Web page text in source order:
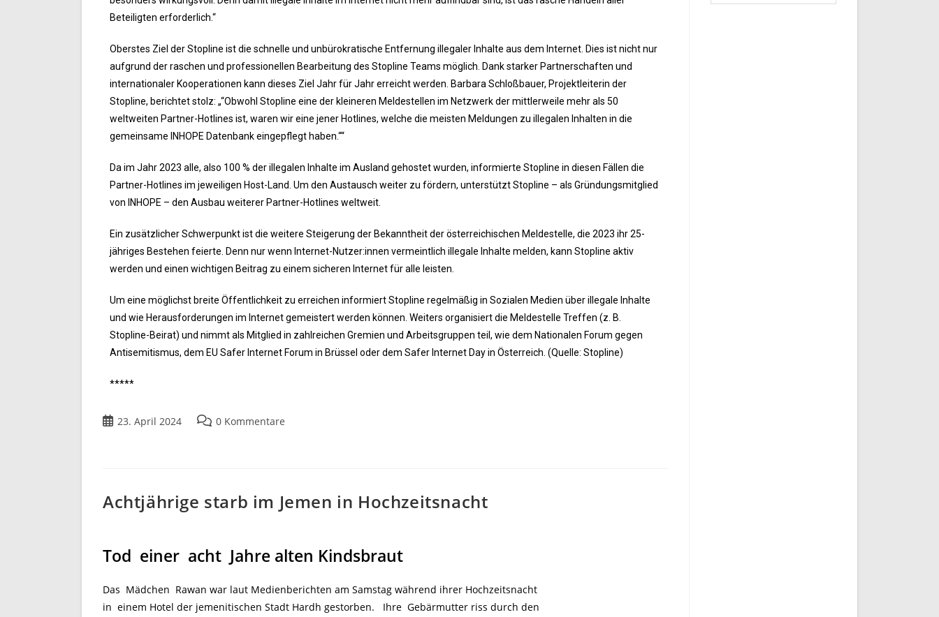
Beteiligten erforderlich.“
Oberstes Ziel der Stopline ist die schnelle und unbürokratische Entfernung illegaler Inhalte aus dem Internet. Dies ist nicht nur
aufgrund der raschen und professionellen Bearbeitung des Stopline Teams möglich. Dank starker Partnerschaften und
internationaler Kooperationen kann dieses Ziel Jahr für Jahr erreicht werden. Barbara Schloßbauer, Projektleiterin der
Stopline, berichtet stolz: „“Obwohl Stopline eine der kleineren Meldestellen im Netzwerk der mittlerweile mehr als 50
weltweiten Partner-Hotlines ist, waren wir eine jener Hotlines, welche die meisten Meldungen zu illegalen Inhalten in die
gemeinsame INHOPE Datenbank eingepflegt haben.““
Da im Jahr 2023 alle, also 100 % der illegalen Inhalte im Ausland gehostet wurden, informierte Stopline in diesen Fällen die
Partner-Hotlines im jeweiligen Host-Land. Um den Austausch weiter zu fördern, unterstützt Stopline – als Gründungsmitglied
von INHOPE – den Ausbau weiterer Partner-Hotlines weltweit.
Ein zusätzlicher Schwerpunkt ist die weitere Steigerung der Bekanntheit der österreichischen Meldestelle, die 2023 ihr 25-
jähriges Bestehen feierte. Denn nur wenn Internet-Nutzer:innen vermeintlich illegale Inhalte melden, kann Stopline aktiv
werden und einen wichtigen Beitrag zu einem sicheren Internet für alle leisten.
Um eine möglichst breite Öffentlichkeit zu erreichen informiert Stopline regelmäßig in Sozialen Medien über illegale Inhalte
und wie Herausforderungen im Internet gemeistert werden können. Weiters organisiert die Meldestelle Treffen (z. B.
Stopline-Beirat) und nimmt als Mitglied in zahlreichen Gremien und Arbeitsgruppen teil, wie dem Nationalen Forum gegen
Antisemitismus, dem EU Safer Internet Forum in Brüssel oder dem Safer Internet Day in Österreich. (Quelle: Stopline)
*****
23. April 2024 0 Kommentare
Achtjährige starb im Jemen in Hochzeitsnacht
Tod einer acht Jahre alten Kindsbraut
Das Mädchen Rawan war laut Medienberichten am Samstag während ihrer Hochzeitsnacht
in einem Hotel der jemenitischen Stadt Hardh gestorben. Ihre Gebärmutter riss durch den